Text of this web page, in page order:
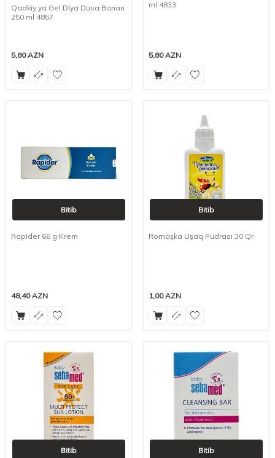
Qadkiy ya Gel Dlya Dusa Banan
250 ml 4857
5,80AZN
ml 4833
5,80AZN
Bitib
Rapider 66 g Krem
48,40AZN
Bitib
Romaşka Uşaq Pudrası 30 Qr
1,00AZN
Bitib Bitib